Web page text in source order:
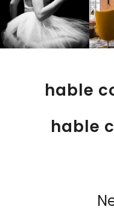
hable
hable